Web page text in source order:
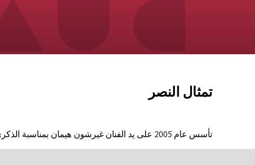
تمثال النصر
تأسس عام 2005 على يد الفنان غيرشون هيمان بمناسبة الذكرى الستين لانتصار الحلفاء على ألمانيا النازية.